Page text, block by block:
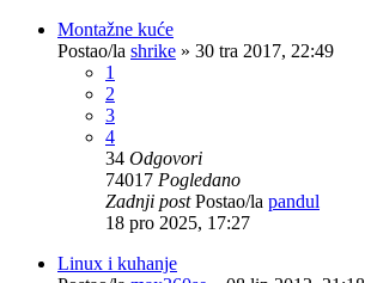
Montažne kuće
Postao/la shrike » 30 tra 2017, 22:49
1
2
3
4
34 Odgovori
74017 Pogledano
Zadnji postPostao/la pandul
18 pro 2025, 17:27
Linux i kuhanje